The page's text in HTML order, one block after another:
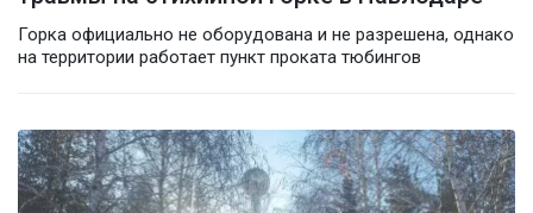
Горка официально не оборудована и не разрешена, однако
на территории работает пункт проката тюбингов